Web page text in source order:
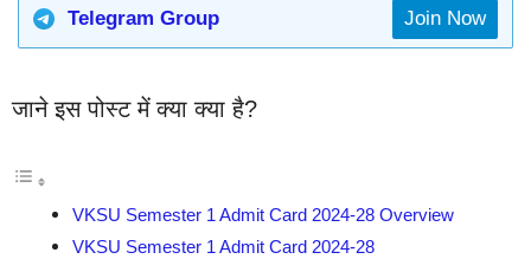
Telegram Group Join Now
जाने इस पोस्ट में क्या क्या है?
VKSU Semester 1 Admit Card 2024-28 Overview
VKSU Semester 1 Admit Card 2024-28